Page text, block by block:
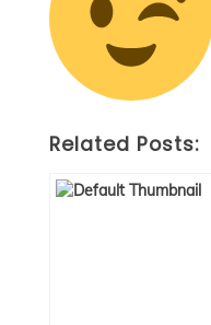
Related Posts: